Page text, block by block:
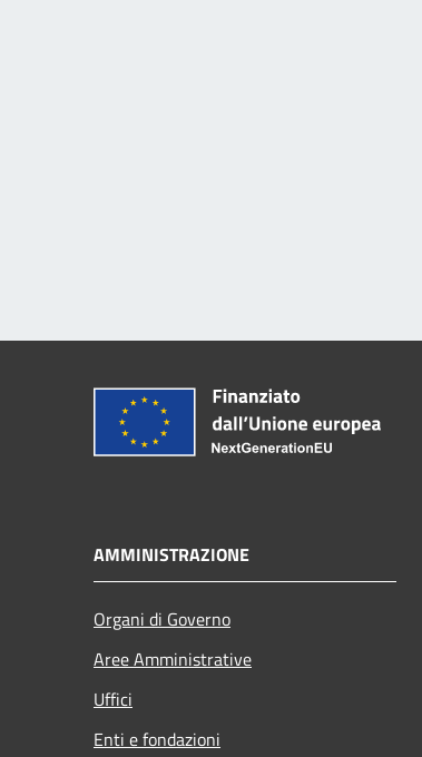
AMMINISTRAZIONE
Organi di Governo
Aree Amministrative
Uffici
Enti e fondazioni